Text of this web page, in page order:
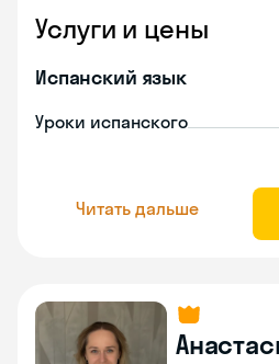
Услуги и цены
Испанский язык
Уроки испанского
Читать дальше